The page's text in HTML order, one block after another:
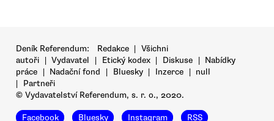
Deník Referendum: Redakce | Všichni
autoři | Vydavatel | Etický kodex | Diskuse | Nabídky
práce | Nadační fond | Bluesky | Inzerce | null
|
Partneři
© Vydavatelství Referendum, s. r. o., 2020.
Facebook Bluesky Instagram RSS